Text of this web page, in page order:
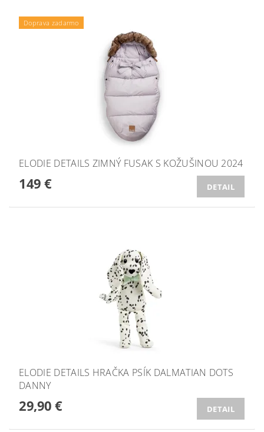
Doprava zadarmo
ELODIE DETAILS ZIMNÝ FUSAK S KOŽUŠINOU 2024
149 € DETAIL
ELODIE DETAILS HRAČKA PSÍK DALMATIAN DOTS
DANNY
29,90 € DETAIL